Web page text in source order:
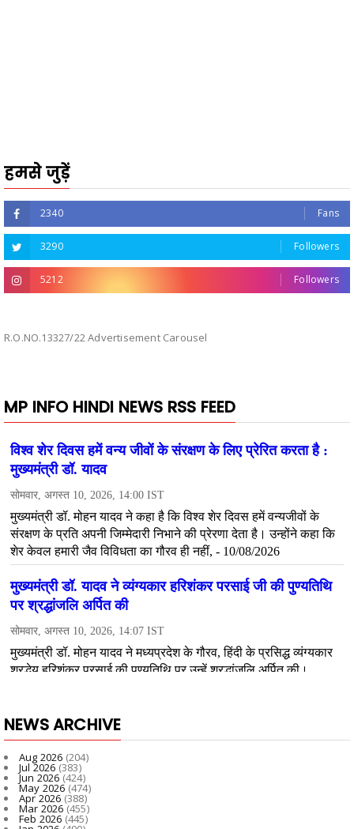
हमसे जुड़ें
2340 Fans
3290 Followers
5212 Followers
R.O.NO.13327/22 Advertisement Carousel
MP INFO HINDI NEWS RSS FEED
NEWS ARCHIVE
Aug 2026 (204)
Jul 2026 (383)
Jun 2026(424)
May 2026(474)
Apr 2026 (388)
Mar 2026(455)
Feb 2026 (445)